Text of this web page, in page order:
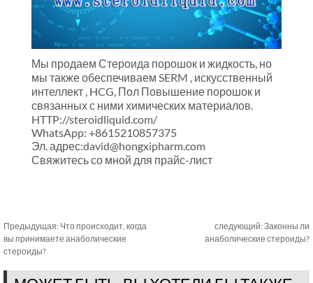
Мы продаем Стероида порошок и жидкость, но
мы также обеспечиваем SERM , искусственный
интеллект , HCG, Пол Повышение порошок и
связанных с ними химических материалов.
HTTP://steroidliquid.com/
WhatsApp: +8615210857375
Эл. адрес:david@hongxipharm.com
Свяжитесь со мной для прайс-лист
Предыдущая: Что происходит, когда
вы принимаете анаболические
стероиды?
следующий: Законны ли
анаболические стероиды?